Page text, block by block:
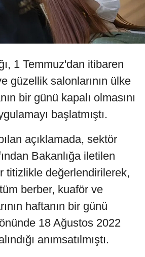
1 Temmuz'dan itibaren
güzellik salonlarının ülke
bir günü kapalı olmasını
başlatmıştı.
açıklamada, sektör
Bakanlığa iletilen
titizlikle değerlendirilerek,
berber, kuaför ve
haftanın bir günü
18 Ağustos 2022
anımsatılmıştı.